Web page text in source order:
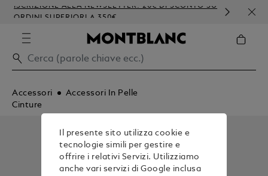
ISCRIZIONE ALLA NEWSLETTER: 20€ DI SCONTO SU
ORDINI SUPERIORI A 350€
Accessori
Accessori In Pelle
Cinture
Il presente sito utilizza cookie e
tecnologie simili per gestire e
offrire i relativi Servizi. Utilizziamo
anche vari servizi di Google inclusa